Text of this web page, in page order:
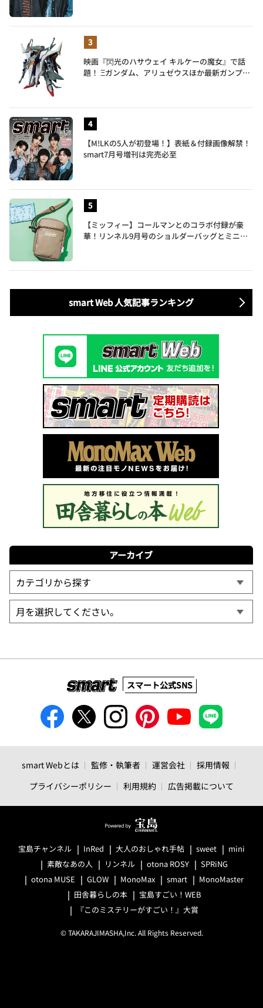
映画『閃光のハサウェイ キルケーの魔女』で話
題！ Ξガンダム、アリュゼウスほか最新ガンプラ
【M!LKの5人が初登場！】表紙＆付録画像解禁！
smart7月号増刊は完売必至
【ミッフィー】コールマンとのコラボ付録が豪
華！リンネル9月号のショルダーバッグとミニリ
smart Web 人気記事ランキング
アーカイブ
スマート公式SNS
smart Webとは 監修・執筆者 運営会社
採用情報
プライバシーポリシー
利用規約 広告掲載について
宝島チャンネル InRed 大人のおしゃれ手帖 sweet
mini
素敵なあの人
リンネル otona ROSY
SPRiNG
otona MUSE
GLOW MonoMax smart
MonoMaster
田舎暮らしの本
宝島すごい！WEB
『このミステリーがすごい！』大賞
© TAKARAJIMASHA,Inc. All Rights Reserved.